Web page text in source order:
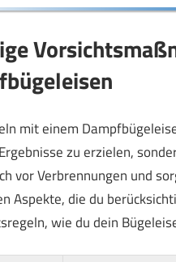
mit einem
zu erzielen,
vor Verbrennungen und
Aspekte, die du
wie du dein